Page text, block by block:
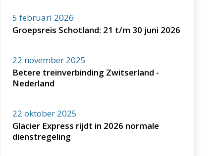
5 februari 2026
Groepsreis Schotland: 21 t/m 30 juni 2026
22 november 2025
Betere treinverbinding Zwitserland -
Nederland
22 oktober 2025
Glacier Express rijdt in 2026 normale
dienstregeling